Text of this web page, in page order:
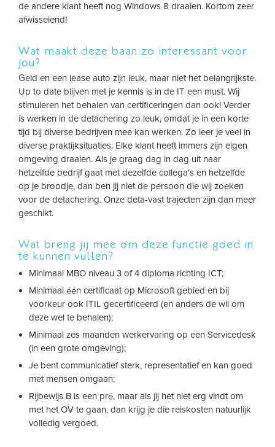
de andere klant heeft nog Windows 8 draaien. Kortom zeer
afwisselend!
Wat maakt deze baan zo interessant voor
jou?
Geld en een lease auto zijn leuk, maar niet het belangrijkste.
Up to date blijven met je kennis is in de IT een must. Wij
stimuleren het behalen van certificeringen dan ook! Verder
is werken in de detachering zo leuk, omdat je in een korte
tijd bij diverse bedrijven mee kan werken. Zo leer je veel in
diverse praktijksituaties. Elke klant heeft immers zijn eigen
omgeving draaien. Als je graag dag in dag uit naar
hetzelfde bedrijf gaat met dezelfde collega's en hetzelfde
op je broodje, dan ben jij niet de persoon die wij zoeken
voor de detachering. Onze deta-vast trajecten zijn dan meer
geschikt.
Wat breng jij mee om deze functie goed in
te kunnen vullen?
Minimaal MBO niveau 3 of 4 diploma richting ICT;
Minimaal één certificaat op Microsoft gebied en bij
voorkeur ook ITIL gecertificeerd (en anders de wil om
deze wel te behalen);
Minimaal zes maanden werkervaring op een Servicedesk
(in een grote omgeving);
Je bent communicatief sterk, representatief en kan goed
met mensen omgaan;
Rijbewijs B is een pré, maar als jij het niet erg vindt om
met het OV te gaan, dan krijg je die reiskosten natuurlijk
volledig vergoed.